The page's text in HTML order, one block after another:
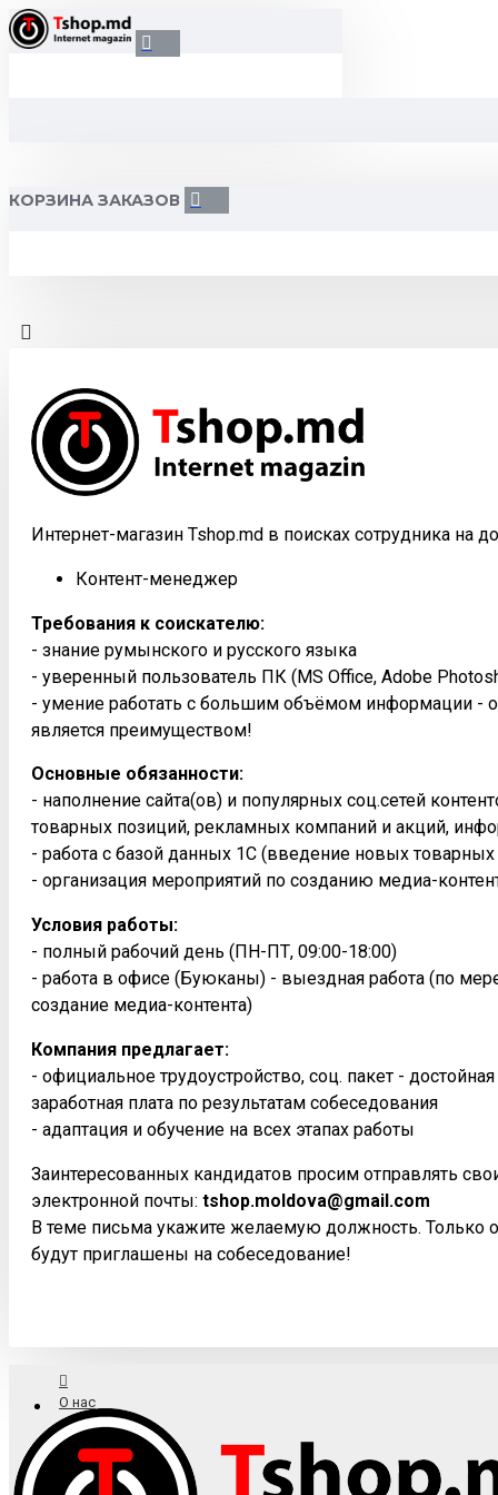
КОРЗИНА ЗАКАЗОВ
Интернет-магазин Tshop.md в поисках сотрудника на
Контент-менеджер
Требования к соискателю:
- знание румынского и русского языка
- уверенный пользователь ПК (MS Office, Adobe
- умение работать с большим объёмом информации -
является преимуществом!
Основные обязанности:
- наполнение сайта(ов) и популярных соц.сетей
товарных позиций, рекламных компаний и акций,
- работа с базой данных 1С (введение новых
- организация мероприятий по созданию медиа-
Условия работы:
- полный рабочий день (ПН-ПТ, 09:00-18:00)
- работа в офисе (Буюканы) - выездная работа (по
создание медиа-контента)
Компания предлагает:
- официальное трудоустройство, соц. пакет -
заработная плата по результатам собеседования
- адаптация и обучение на всех этапах работы
Заинтересованных кандидатов просим отправлять
электронной почты: tshop.moldova@gmail.com
В теме письма укажите желаемую должность. Только
будут приглашены на собеседование!
О нас
Доставка